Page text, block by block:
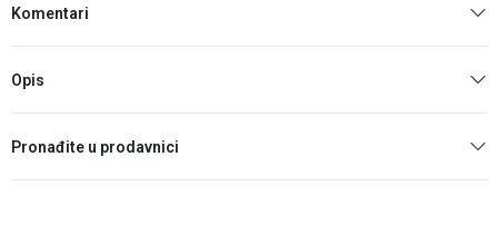
Komentari
Opis
Pronađite u prodavnici